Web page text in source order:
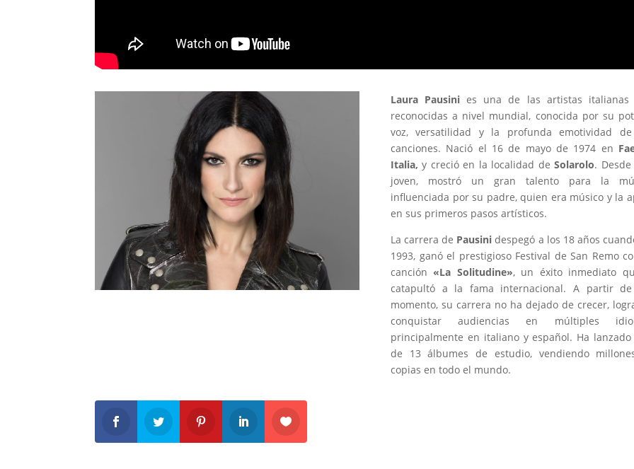
Laura Pausini es una de las artistas italianas
reconocidas a nivel mundial, conocida por su
voz, versatilidad y la profunda emotividad
canciones. Nació el 16 de mayo de 1974 en
Italia, y creció en la localidad deSolarolo.
joven, mostró un gran talento para la
influenciada por su padre, quien era músico y la
en sus primeros pasos artísticos.
La carrera de Pausini despegó a los 18 años
1993, ganó el prestigioso Festival de San Remo
canción «La Solitudine», un éxito inmediato
catapultó a la fama internacional. A partir
momento, su carrera no ha dejado de crecer,
conquistar audiencias en múltiples
principalmente en italiano y español. Ha lanzado
de 13 álbumes de estudio, vendiendo
copias en todo el mundo.